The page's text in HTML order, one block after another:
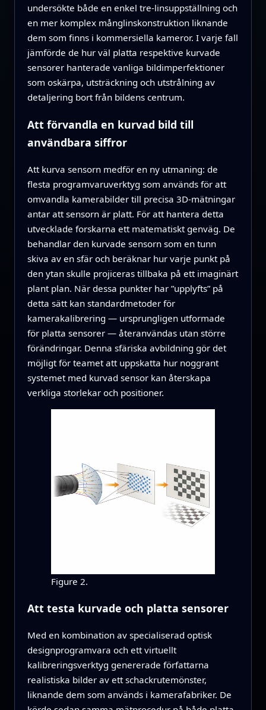
undersökte både en enkel tre-linsuppställning och
en mer komplex månglinskonstruktion liknande
dem som finns i kommersiella kameror. I varje fall
jämförde de hur väl platta respektive kurvade
sensorer hanterade vanliga bildimperfektioner
som oskärpa, utsträckning och utstrålning av
detaljering bort från bildens centrum.
Att förvandla en kurvad bild till
användbara siffror
Att kurva sensorn medför en ny utmaning: de
flesta programvaruverktyg som används för att
omvandla kamerabilder till precisa 3D-mätningar
antar att sensorn är platt. För att hantera detta
utvecklade forskarna ett matematiskt genväg. De
behandlar den kurvade sensorn som en tunn
skiva av en sfär och beräknar hur varje punkt på
den ytan skulle projiceras tillbaka på ett imaginärt
plant plan. När dessa punkter har ”upplyfts” på
detta sätt kan standardmetoder för
kamerakalibrering — ursprungligen utformade
för platta sensorer — återanvändas utan större
förändringar. Denna sfäriska avbildning gör det
möjligt för teamet att uppskatta hur noggrant
systemet med kurvad sensor kan återskapa
verkliga storlekar och positioner.
Figure 2.
Att testa kurvade och platta sensorer
Med en kombination av specialiserad optisk
designprogramvara och ett virtuellt
kalibreringsverktyg genererade författarna
realistiska bilder av ett schackrutemönster,
liknande dem som används i kamerafabriker. De